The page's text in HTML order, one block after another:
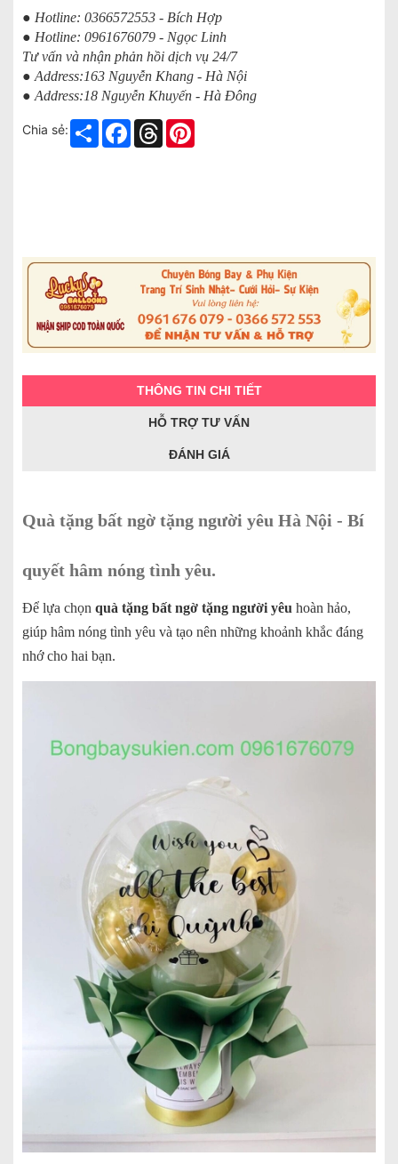
● Hotline: 0366572553 - Bích Hợp
● Hotline: 0961676079 - Ngọc Linh
Tư vấn và nhận phản hồi dịch vụ 24/7
● Address:163 Nguyễn Khang - Hà Nội
● Address:18 Nguyễn Khuyến - Hà Đông
Chia sẻ: Share Facebook
Threads
THÔNG TIN CHI TIẾT
HỖ TRỢ TƯ VẤN
ĐÁNH GIÁ
Quà tặng bất ngờ tặng người yêu Hà Nội - Bí
quyết hâm nóng tình yêu.
Để lựa chọn quà tặng bất ngờ tặng người yêu hoàn hảo,
giúp hâm nóng tình yêu và tạo nên những khoảnh khắc đáng
nhớ cho hai bạn.